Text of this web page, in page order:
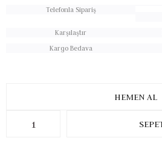
Telefonla Sipariş
Karşılaştır
Kargo Bedava